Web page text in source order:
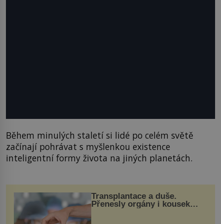
Během minulých staletí si lidé po celém světě
začínají pohrávat s myšlenkou existence
inteligentní formy života na jiných planetách.
Transplantace a duše.
Přenesly orgány i kousek